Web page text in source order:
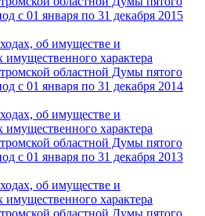
с 01 января по 31 декабря 2015
об имуществе и
имущественного характера
областной Думы пятого
с 01 января по 31 декабря 2014
об имуществе и
имущественного характера
областной Думы пятого
с 01 января по 31 декабря 2013
об имуществе и
имущественного характера
областной Думы пятого